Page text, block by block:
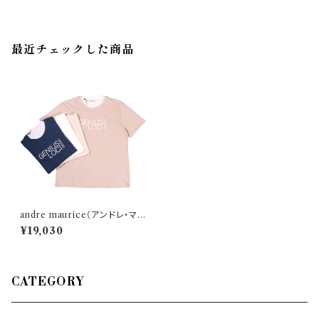
最近チェックした商品
andre maurice（アンドレ・マウ
リーチェ） Uネック半袖Tシャツ
JAM513 30781
¥19,030
CATEGORY